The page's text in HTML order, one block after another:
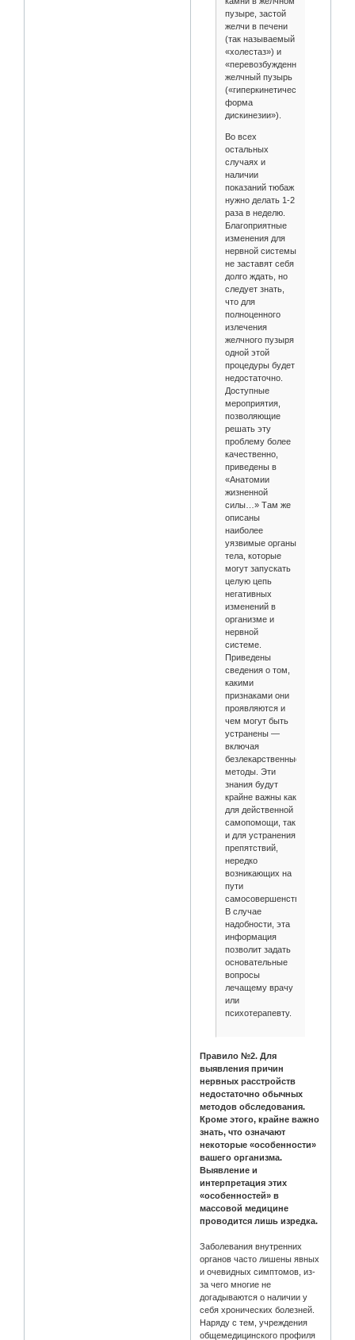
пузыре, застой
желчи в печени
(так называемый
«холестаз») и
«перевозбужденный»
желчный пузырь
(«гиперкинетическая
форма
дискинезии»).
Во всех
остальных
случаях и
наличии
показаний тюбаж
нужно делать 1-2
раза в неделю.
Благоприятные
изменения для
нервной системы
не заставят себя
долго ждать, но
следует знать,
что для
полноценного
излечения
желчного пузыря
одной этой
процедуры будет
недостаточно.
Доступные
мероприятия,
позволяющие
решать эту
проблему более
качественно,
приведены в
«Анатомии
жизненной
силы…» Там же
описаны
наиболее
уязвимые органы
тела, которые
могут запускать
целую цепь
негативных
изменений в
организме и
нервной
системе.
Приведены
сведения о том,
какими
признаками они
проявляются и
чем могут быть
устранены —
включая
безлекарственные
методы. Эти
знания будут
крайне важны как
для действенной
самопомощи, так
и для устранения
препятствий,
нередко
возникающих на
пути
самосовершенствования.
В случае
надобности, эта
информация
позволит задать
основательные
вопросы
лечащему врачу
или
психотерапевту.
Правило №2. Для
выявления причин
нервных расстройств
недостаточно обычных
методов обследования.
Кроме этого, крайне важно
знать, что означают
некоторые «особенности»
вашего организма.
Выявление и
интерпретация этих
«особенностей» в
массовой медицине
проводится лишь изредка.
Заболевания внутренних
органов часто лишены явных
и очевидных симптомов, из-
за чего многие не
догадываются о наличии у
себя хронических болезней.
Наряду с тем, учреждения
общемедицинского профиля